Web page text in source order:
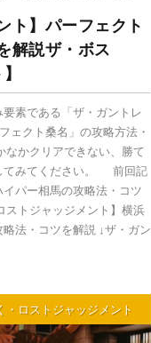
ト】パーフェクト
解説ザ・ボス
素である「ザ・ガントレ
ェクト桑名」の攻略方法・
なかクリアできない、勝て
てみてください。 前回記
パー相馬の攻略法・コツ
トジャッジメント】横浜
法・コツを解説 ↓ザ・ガン
・ロストジャッジメント